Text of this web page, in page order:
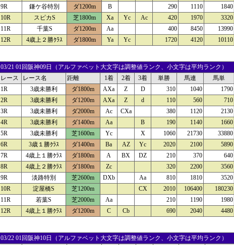
9R
鎌ケ谷特別 ダ1200m B 290 1110 1840
10R
スピカS 芝1800m Xa Yc Ac 420 1970 3320
11R
千葉S ダ1200m Aa 400 8450 13990
12R
4歳上２勝ｸﾗｽ ダ1800m Ya Yc 1720 4120 10110
03/21 01回阪神09日（アルファベット大文字は調整値ランク、小文字は平均ランク）
レース
レース名 距離 1着 2着 3着 単勝 馬連 馬単
1R
3歳未勝利 ダ1800m AXa Z D 310 1040 1790
2R
3歳未勝利 ダ1200m AXa Z d 110 560 710
3R
3歳未勝利 ダ2000m Ac CXa 380 1120 2130
4R
3歳未勝利 ダ1400m Aa B 190 1140 1660
5R
3歳未勝利 芝1600m Yc X 1060 21730 33880
6R
3歳１勝ｸﾗｽ ダ1400m Ba AZ Yc 2020 2100 5890
7R
4歳上１勝ｸﾗｽ ダ1800m A BX DZ 210 370 640
8R
4歳上２勝ｸﾗｽ ダ1800m Zc 320 2200 3560
9R
淡路特別 芝2600m DXb Aa 810 1810 3520
10R
淀屋橋S 芝1200m CX 2010 106400 180230
11R
若葉S 芝2000m Aa 210 1190 1980
12R
4歳上１勝ｸﾗｽ ダ1200m C Cb 690 2040 4480
03/22 01回阪神10日（アルファベット大文字は調整値ランク、小文字は平均ランク）